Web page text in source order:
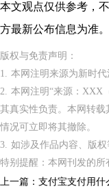
本文观点仅供参考，
方最新公布信息为准。
版权与免责声明：
1. 本网注明来源为新时
2. 本网注明“来源：XXX
其真实性负责。本网转
情况可立即将其撤除。
3. 如涉及作品内容、版权
特别提醒：本网刊发的
上一篇： 支付宝支付用什